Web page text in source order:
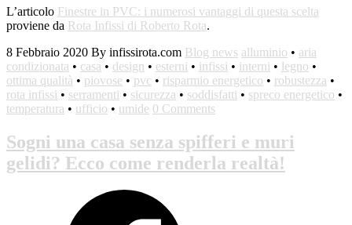
L’articolo Finestre in PVC: i numerosi vantaggi di questa scelta
proviene da Rota Infissi di Roberto Rota.
8 Febbraio 2020 By infissirota.com Blog news alluminio • aria
condizionata • casa • design • esterni • infissi • interni • legno •
ottima qualità • piovose • pvc • risparmio energetico • robustezza •
rota infissi • serramenti • sicurezza • soddisfatti • spreco energetico •
temperatura • ufficio • umide 0 Comments
Sogni una casa senza spifferi e muri
gelidi? Ecco come renderla realtà!